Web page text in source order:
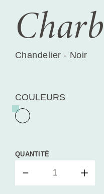
Chandelier - Noir
COULEURS
QUANTITÉ